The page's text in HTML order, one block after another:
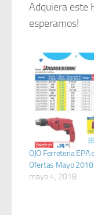
Adquiera este
esperamos!
OJO Ferreteria
Ofertas Mayo 2018
mayo 4, 2018